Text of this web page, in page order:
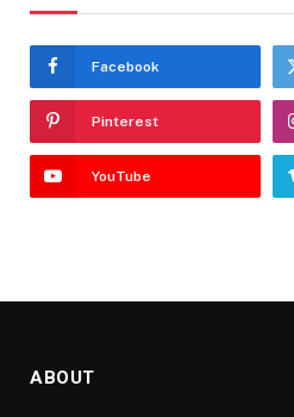
Facebook
Pinterest
YouTube
ABOUT